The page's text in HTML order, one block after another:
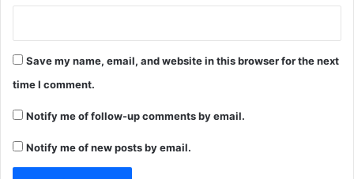
Save my name, email, and website in this browser for the next
time I comment.
Notify me of follow-up comments by email.
Notify me of new posts by email.